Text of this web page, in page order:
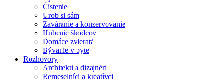
Čistenie
Urob si sám
Zaváranie a konzervovanie
Hubenie škodcov
Domáce zvieratá
Bývanie v byte
Rozhovory
Architekti a dizajnéri
Remeselníci a kreatívci